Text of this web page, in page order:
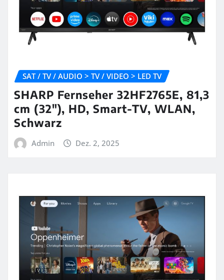
SAT / TV / AUDIO > TV / VIDEO > LED TV
SHARP Fernseher 32HF2765E, 81,3
cm (32″), HD, Smart-TV, WLAN,
Schwarz
Admin Dez. 2, 2025